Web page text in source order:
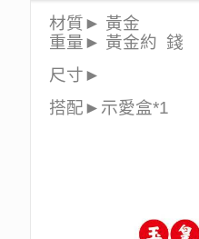
材質► 黃金
重量► 黃金約 錢
尺寸►
搭配►示愛盒*1